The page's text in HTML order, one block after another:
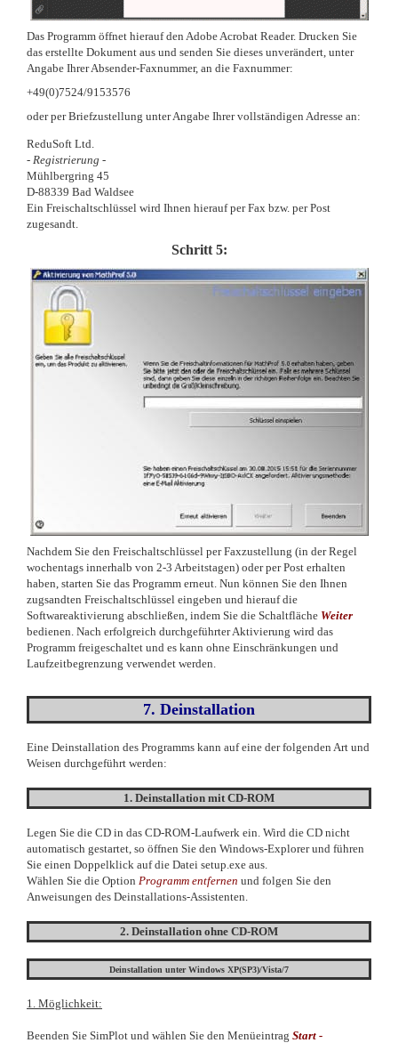
Das Programm öffnet hierauf den Adobe Acrobat Reader. Drucken Sie
das erstellte Dokument aus und senden Sie dieses unverändert, unter
Angabe Ihrer Absender-Faxnummer, an die Faxnummer:
+49(0)7524/9153576
oder per Briefzustellung unter Angabe Ihrer vollständigen Adresse an:
ReduSoft Ltd.
- Registrierung -
Mühlbergring 45
D-88339 Bad Waldsee
Ein Freischaltschlüssel wird Ihnen hierauf per Fax bzw. per Post
zugesandt.
Schritt 5:
Nachdem Sie den Freischaltschlüssel per Faxzustellung (in der Regel
wochentags innerhalb von 2-3 Arbeitstagen) oder per Post erhalten
haben, starten Sie das Programm erneut. Nun können Sie den Ihnen
zugsandten Freischaltschlüssel eingeben und hierauf die
Softwareaktivierung abschließen, indem Sie die Schaltfläche Weiter
bedienen. Nach erfolgreich durchgeführter Aktivierung wird das
Programm freigeschaltet und es kann ohne Einschränkungen und
Laufzeitbegrenzung verwendet werden.
7. Deinstallation
Eine Deinstallation des Programms kann auf eine der folgenden Art und
Weisen durchgeführt werden:
1. Deinstallation mit CD-ROM
Legen Sie die CD in das CD-ROM-Laufwerk ein. Wird die CD nicht
automatisch gestartet, so öffnen Sie den Windows-Explorer und führen
Sie einen Doppelklick auf die Datei setup.exe aus.
Wählen Sie die Option Programm entfernen und folgen Sie den
Anweisungen des Deinstallations-Assistenten.
2. Deinstallation ohne CD-ROM
Deinstallation unter Windows XP(SP3)/Vista/7
1. Möglichkeit:
Beenden Sie SimPlot und wählen Sie den Menüeintrag Start -